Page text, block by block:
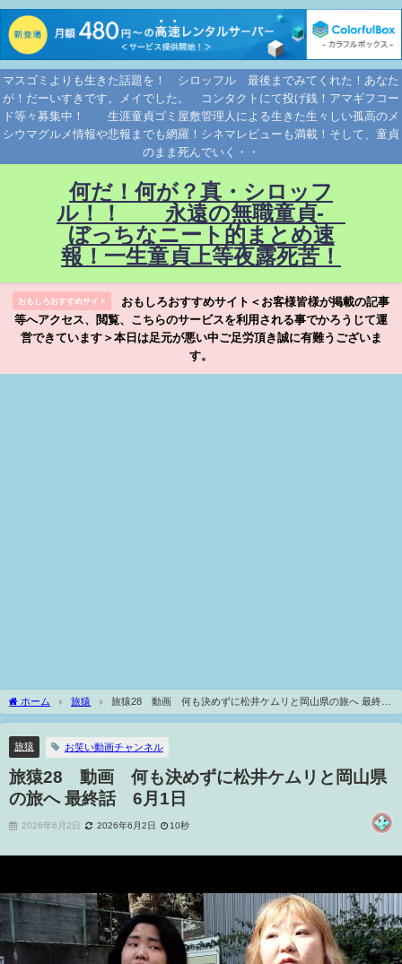
マスゴミよりも生きた話題を！ シロッフル 最後までみてくれた！あなた
が！だーいすきです。メイでした。 コンタクトにて投げ銭！アマギフコー
ド等々募集中！ 生涯童貞ゴミ屋敷管理人による生きた生々しい孤高のメ
シウマグルメ情報や悲報までも網羅！シネマレビューも満載！そして、童貞
のまま死んでいく・・
何だ！何が？真・シロッフ
ル！！ 永遠の無職童貞-
ぼっちなニート的まとめ速
報！一生童貞上等夜露死苦！
おもしろおすすめサイト
おもしろおすすめサイト＜お客様皆様が掲載の記事
等へアクセス、閲覧、こちらのサービスを利用される事でかろうじて運
営できています＞本日は足元が悪い中ご足労頂き誠に有難うございま
す。
ホーム 旅猿
旅猿28 動画 何も決めずに松井ケムリと岡山県の旅へ 最終
話 6月1日
旅猿 お笑い動画チャンネル
旅猿28 動画 何も決めずに松井ケムリと岡山県
の旅へ 最終話 6月1日
2026年6月2日 2026年6月2日 10秒